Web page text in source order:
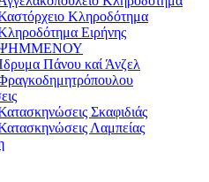
Κληροδότημα
Ειρήνης
Πάνου καί Άνζελ
Σκαφιδιάς
Λαμπείας